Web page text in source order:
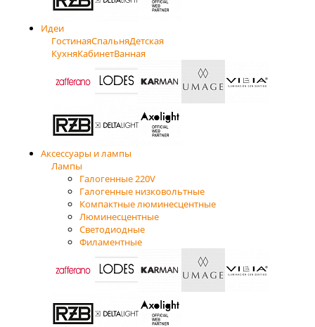
Идеи
ГостинаяСпальняДетская
КухняКабинетВанная
Аксессуары и лампы
Лампы
Галогенные 220V
Галогенные низковольтные
Компактные люминесцентные
Люминесцентные
Светодиодные
Филаментные